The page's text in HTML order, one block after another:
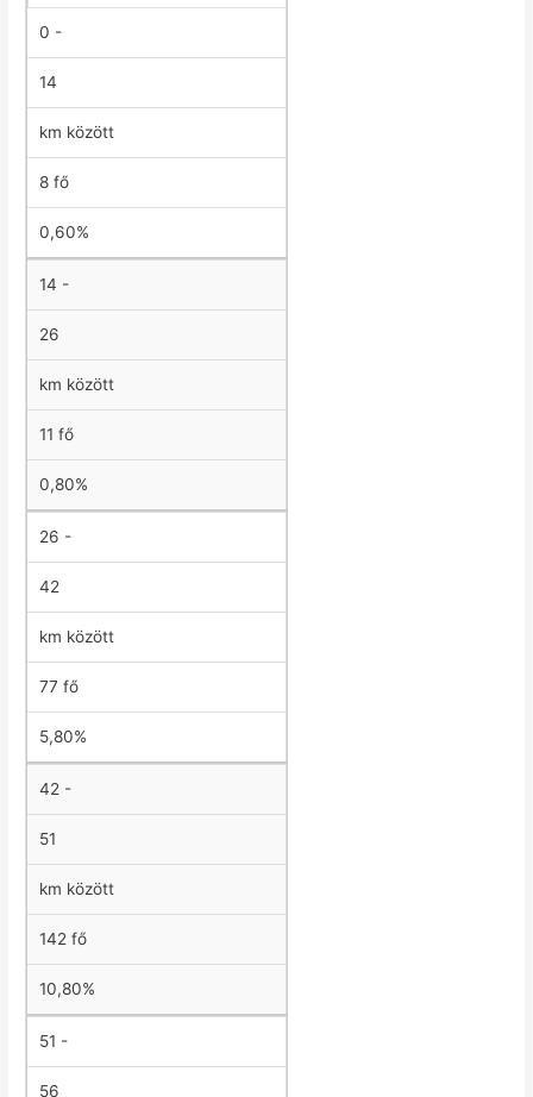
0 -
14
km között
8 fő
0,60%
14 -
26
km között
11 fő
0,80%
26 -
42
km között
77 fő
5,80%
42 -
51
km között
142 fő
10,80%
51 -
56